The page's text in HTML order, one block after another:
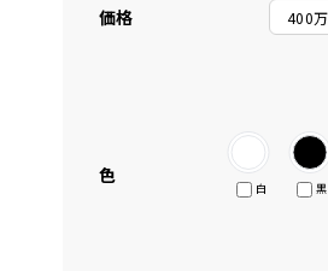
価格
色
白 黒